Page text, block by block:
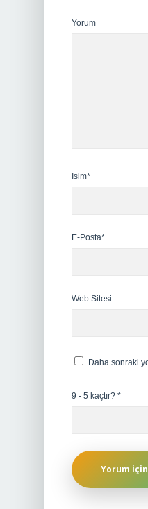
Yorum
İsim*
E-Posta*
Web Sitesi
Daha sonraki
9 - 5 kaçtır? *